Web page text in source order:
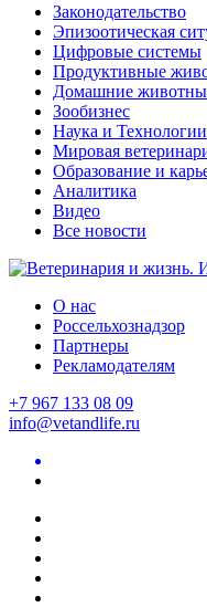
Законодательство
Эпизоотическая
Цифровые системы
Продуктивные
Домашние
Зообизнес
Наука и Технологии
Мировая
Образование и
Аналитика
Видео
Все новости
О нас
Россельхознадзор
Партнеры
Рекламодателям
+7 967 133 08 09
info@vetandlife.ru